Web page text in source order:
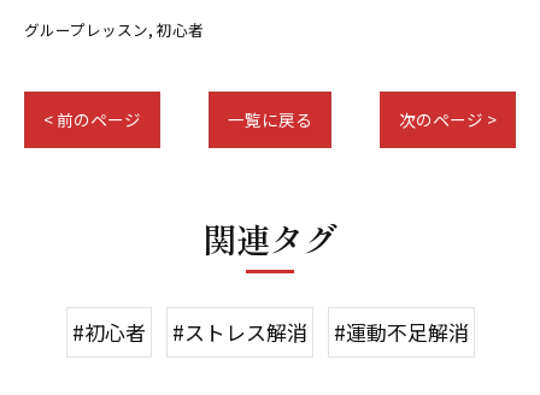
グループレッスン 初心者
< 前のページ 一覧に戻る 次のページ >
関連タグ
#初心者 #ストレス解消 #運動不足解消